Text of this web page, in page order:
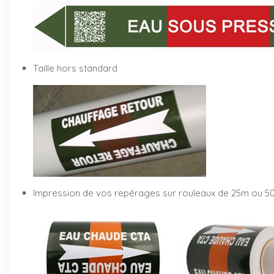
Taille hors standard
Impression de vos repérages sur rouleaux de 25m ou